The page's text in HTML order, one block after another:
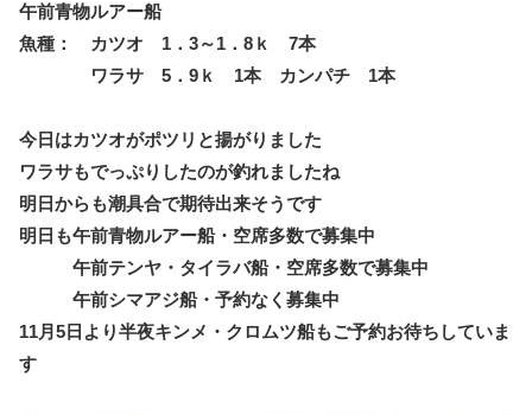
午前青物ルアー船
魚種： カツオ 1．3～1．8ｋ 7本
ワラサ 5．9ｋ 1本 カンパチ 1本
今日はカツオがポツリと揚がりました
ワラサもでっぷりしたのが釣れましたね
明日からも潮具合で期待出来そうです
明日も午前青物ルアー船・空席多数で募集中
午前テンヤ・タイラバ船・空席多数で募集中
午前シマアジ船・予約なく募集中
11月5日より半夜キンメ・クロムツ船もご予約お待ちしていま
す